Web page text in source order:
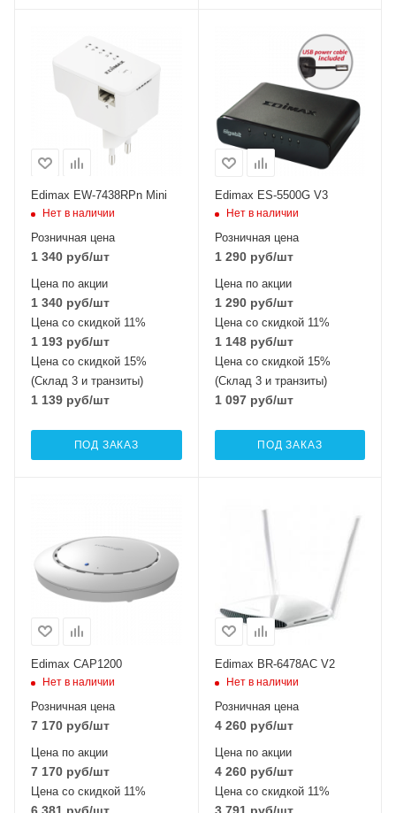
2.4 ГГц 802.11b/g/n
MIMO2x2
Edimax EW-7438RPn Mini
Нет в наличии
Розничная цена
1 340 руб/шт
Цена по акции
1 340 руб/шт
Цена со скидкой 11%
1 193 руб/шт
Цена со скидкой 15%
(Склад 3 и транзиты)
1 139 руб/шт
ПОД ЗАКАЗ
Edimax ES-5500G V3
Нет в наличии
Розничная цена
1 290руб/шт
Цена по акции
1 290руб/шт
Цена со скидкой 11%
1 148руб/шт
Цена со скидкой 15%
(Склад 3 и транзиты)
1 097руб/шт
ПОД ЗАКАЗ
Edimax CAP1200
Нет в наличии
Розничная цена
7 170 руб/шт
Цена по акции
7 170 руб/шт
Цена со скидкой 11%
6 381 руб/шт
Edimax BR-6478AC V2
Нет в наличии
Розничная цена
4 260руб/шт
Цена по акции
4 260руб/шт
Цена со скидкой 11%
3 791руб/шт